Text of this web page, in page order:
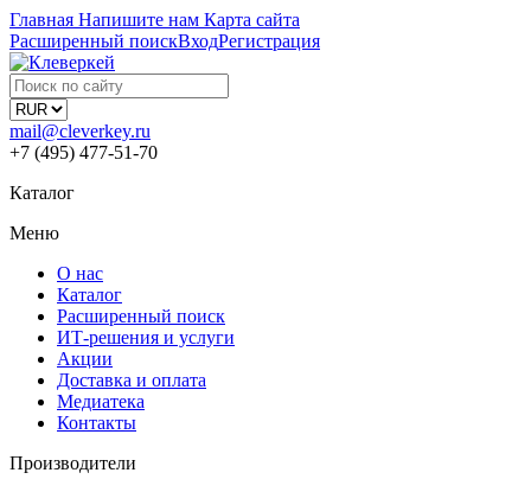
Главная Напишите нам Карта сайта
Расширенный поискВходРегистрация
mail@cleverkey.ru
+7 (495) 477-51-70
Каталог
Меню
О нас
Каталог
Расширенный поиск
ИТ-решения и услуги
Акции
Доставка и оплата
Медиатека
Контакты
Производители